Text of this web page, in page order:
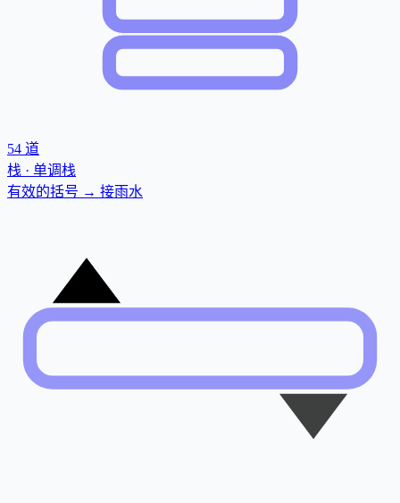
54 道
栈 · 单调栈
有效的括号 → 接雨水